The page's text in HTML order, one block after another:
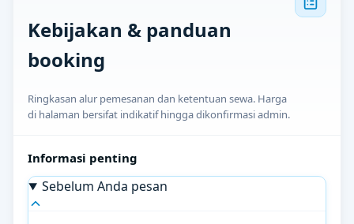
Kebijakan & panduan
booking
Ringkasan alur pemesanan dan ketentuan sewa. Harga
di halaman bersifat indikatif hingga dikonfirmasi admin.
Informasi penting
Sebelum Anda pesan